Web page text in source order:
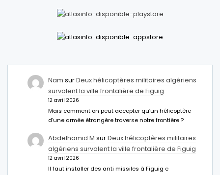
Nam surDeux hélicoptères militaires algériens
survolent la ville frontalière de Figuig
12 avril 2026
Mais comment on peut accepter qu’un hélicoptère
d’une armée étrangère traverse notre frontière ?
Abdelhamid M surDeux hélicoptères militaires
algériens survolent la ville frontalière de Figuig
12 avril 2026
Il faut installer des anti missiles à Figuig c